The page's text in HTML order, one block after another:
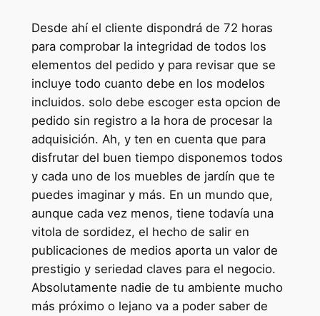
Desde ahí el cliente dispondrá de 72 horas
para comprobar la integridad de todos los
elementos del pedido y para revisar que se
incluye todo cuanto debe en los modelos
incluidos. solo debe escoger esta opcion de
pedido sin registro a la hora de procesar la
adquisición. Ah, y ten en cuenta que para
disfrutar del buen tiempo disponemos todos
y cada uno de los muebles de jardín que te
puedes imaginar y más. En un mundo que,
aunque cada vez menos, tiene todavía una
vitola de sordidez, el hecho de salir en
publicaciones de medios aporta un valor de
prestigio y seriedad claves para el negocio.
Absolutamente nadie de tu ambiente mucho
más próximo o lejano va a poder saber de